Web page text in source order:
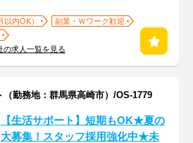
以内OK）
副業・Ｗワーク歓迎
の求人一覧を見る
勤務地：群馬県高崎市）/OS-1779
【生活サポート】短期もOK★夏の
大募集！スタッフ採用強化中★未